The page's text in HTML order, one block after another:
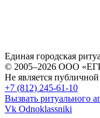
Единая городская
© 2005–2026 ООО
Не является
+7 (812) 245-61-10
Вызвать ритуального
Vk Odnoklassniki